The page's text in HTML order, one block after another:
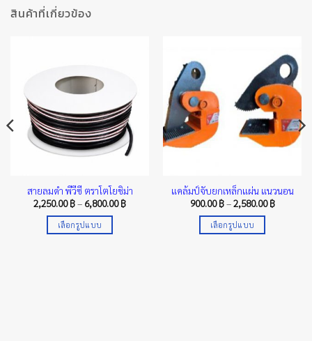
สินค้าที่เกี่ยวข้อง
สายลมดำ พีวีซี ตราโตโยชิม่า
2,250.00฿– 6,800.00฿Price
เลือกรูปแบบ
แคล้มป์จับยกเหล็กแผ่น แนวนอน
900.00฿–2,580.00฿Price
range:
เลือกรูปแบบ